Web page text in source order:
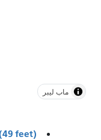
ماب ليبر
feet)